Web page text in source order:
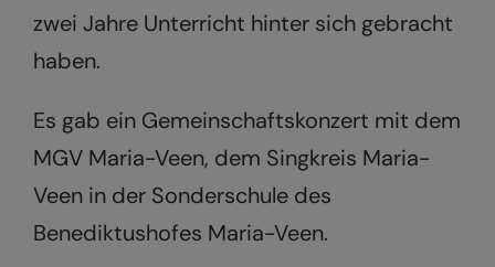
zwei Jahre Unterricht hinter sich gebracht
haben.
Es gab ein Gemeinschaftskonzert mit dem
MGV Maria-Veen, dem Singkreis Maria-
Veen in der Sonderschule des
Benediktushofes Maria-Veen.